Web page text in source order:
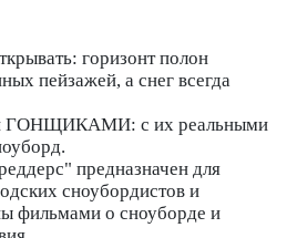
горизонт полон
пейзажей, а снег всегда
ГОНЩИКАМИ: с их реальными
предназначен для
сноубордистов и
фильмами о сноуборде и